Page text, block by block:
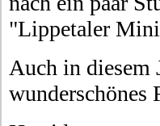
"Lippetaler
Auch in diesem
wunderschönes